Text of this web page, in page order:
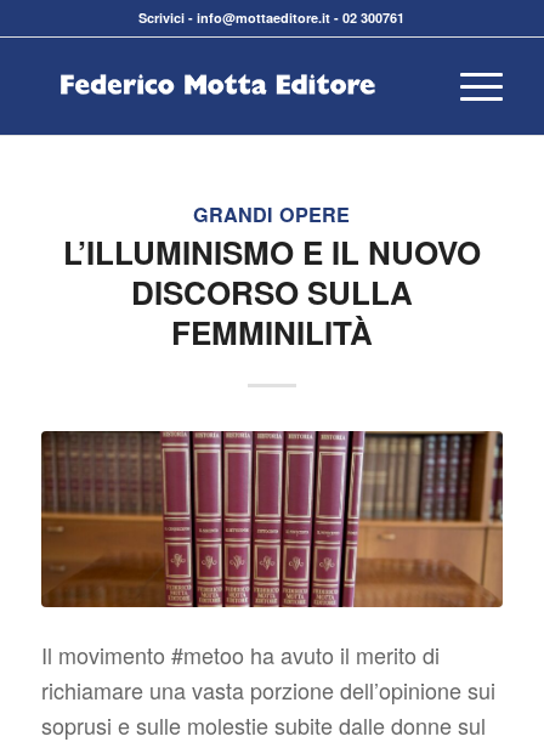
Scrivici -info@mottaeditore.it -02 300761
GRANDI OPERE
L’ILLUMINISMO E IL NUOVO
DISCORSO SULLA
FEMMINILITÀ
Il movimento #metoo ha avuto il merito di
richiamare una vasta porzione dell’opinione sui
soprusi e sulle molestie subite dalle donne sul